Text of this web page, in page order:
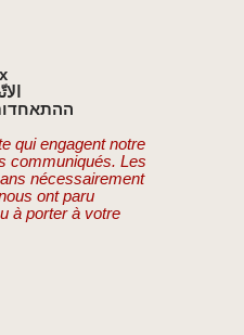
qui engagent notre
communiqués. Les
nécessairement
ont paru
à porter à votre